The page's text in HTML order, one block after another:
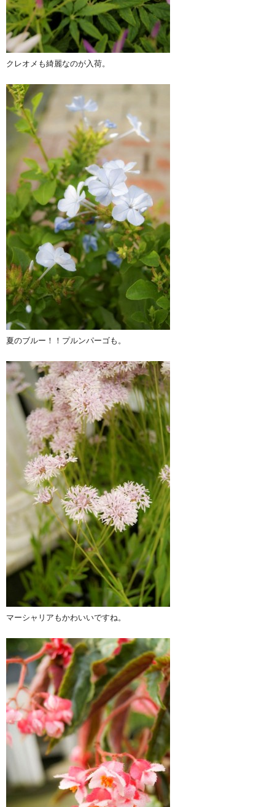
クレオメも綺麗なのが入荷。
夏のブルー！！プルンパーゴも。
マーシャリアもかわいいですね。